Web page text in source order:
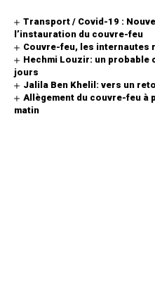
Transport / Covid-19 :
l’instauration du couvre-feu
Couvre-feu, les internautes
Hechmi Louzir: un
jours
Jalila Ben Khelil: vers un
Allègement du couvre-feu à
matin